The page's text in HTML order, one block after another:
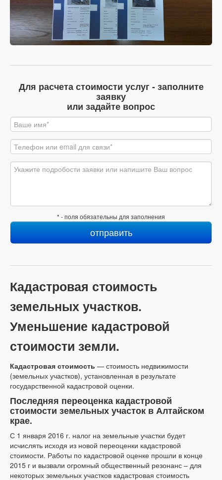
Для расчета стоимости услуг - заполните
заявку
или задайте вопрос
* - поля обязательны для заполнения
Кадастровая стоимость
земельных участков.
Уменьшение кадастровой
стоимости земли.
Кадастровая стоимость — стоимость недвижимости
(земельных участков), установленная в результате
государственной кадастровой оценки.
Последняя переоценка кадастровой
стоимости земельных участок в Алтайском
крае.
С 1 января 2016 г. налог на земельные участки будет
исчислять исходя из новой переоценки кадастровой
стоимости. Работы по кадастровой оценке прошли в конце
2015 г и вызвали огромный общественный резонанс – для
некоторых земельных участков кадастровая стоимость